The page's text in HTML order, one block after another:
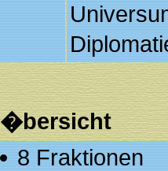
�bersicht
8 Fraktionen